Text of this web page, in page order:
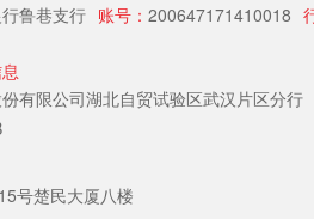
鲁巷支行 账号： 200647171410018
有限公司湖北自贸试验区武汉片区分
号楚民大厦八楼